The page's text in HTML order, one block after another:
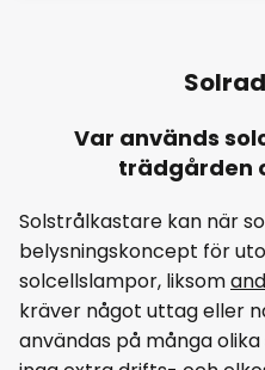
Var används
trädgården
Solstrålkastare kan när
belysningskoncept för
solcellslampor, liksom
kräver något uttag eller
användas på många